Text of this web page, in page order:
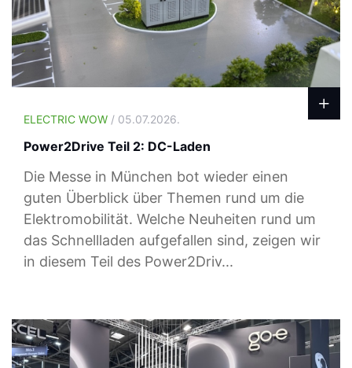
ELECTRIC WOW / 05.07.2026.
Power2Drive Teil 2: DC-Laden
Die Messe in München bot wieder einen
guten Überblick über Themen rund um die
Elektromobilität. Welche Neuheiten rund um
das Schnellladen aufgefallen sind, zeigen wir
in diesem Teil des Power2Driv...